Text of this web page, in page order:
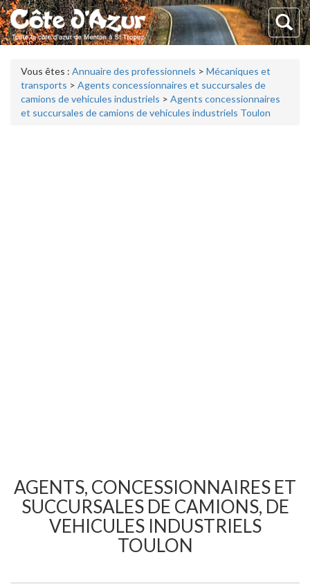
Vous êtes : Annuaire des professionnels > Mécaniques et
transports > Agents concessionnaires et succursales de
camions de vehicules industriels > Agents concessionnaires
et succursales de camions de vehicules industriels Toulon
AGENTS, CONCESSIONNAIRES ET
SUCCURSALES DE CAMIONS, DE
VEHICULES INDUSTRIELS
TOULON